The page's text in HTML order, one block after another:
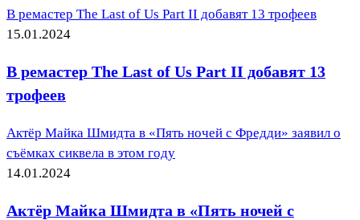
В ремастер The Last of Us Part II добавят 13 трофеев
15.01.2024
В ремастер The Last of Us Part II добавят 13
трофеев
Актёр Майка Шмидта в «Пять ночей с Фредди» заявил о
съёмках сиквела в этом году
14.01.2024
Актёр Майка Шмидта в «Пять ночей с